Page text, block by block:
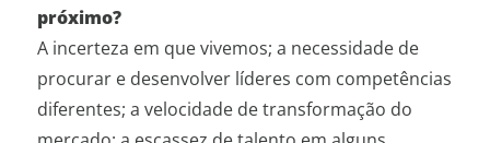
próximo?
A incerteza em que vivemos; a necessidade de
procurar e desenvolver líderes com competências
diferentes; a velocidade de transformação do